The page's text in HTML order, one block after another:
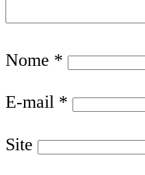
Nome *
E-mail *
Site